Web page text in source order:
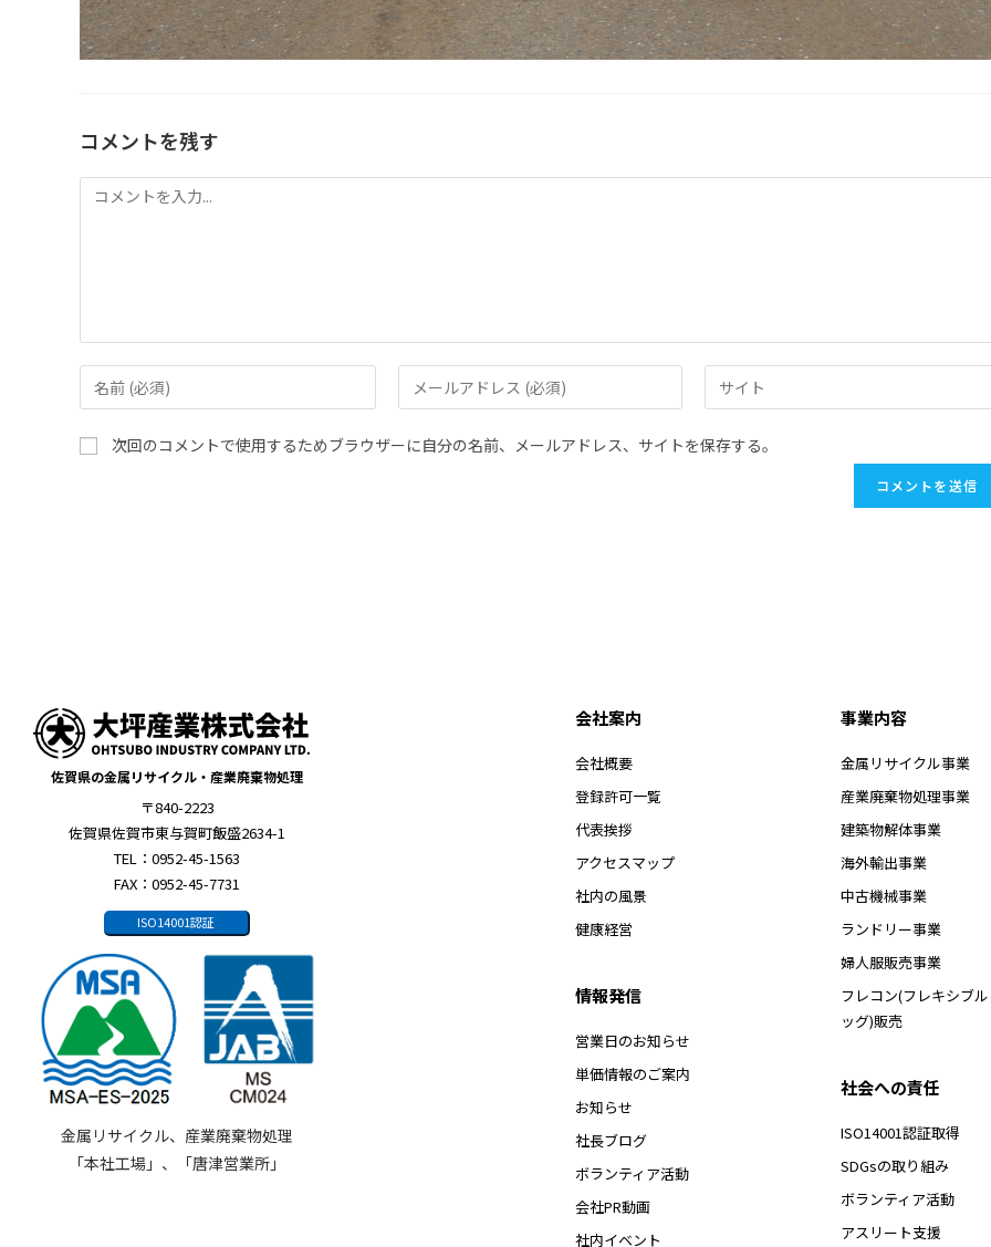
コメントを残す
次回のコメントで使用するためブラウザーに自分の名前、メールアドレス、サイトを保存する。
佐賀県の金属リサイクル・産業廃棄物処理
〒840-2223
佐賀県佐賀市東与賀町飯盛2634-1
TEL：0952-45-1563
FAX：0952-45-7731
ISO14001認証
金属リサイクル、産業廃棄物処理
「本社工場」、「唐津営業所」
会社案内
会社概要
登録許可一覧
代表挨拶
アクセスマップ
社内の風景
健康経営
情報発信
営業日のお知らせ
単価情報のご案内
お知らせ
社長ブログ
ボランティア活動
会社PR動画
社内イベント
事業内容
金属リサイクル事業
産業廃棄物処理事業
建築物解体事業
海外輸出事業
中古機械事業
ランドリー事業
婦人服販売事業
フレコン(フレキシブ
ッグ)販売
社会への責任
ISO14001認証取得
SDGsの取り組み
ボランティア活動
アスリート支援